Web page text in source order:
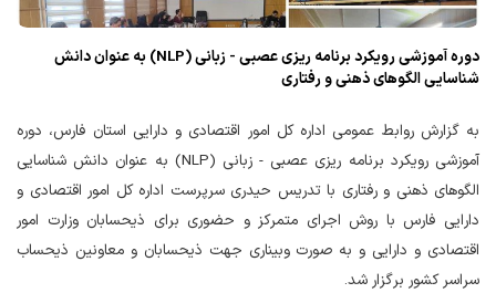
دوره آموزشی رویکرد برنامه ریزی عصبی - زبانی (NLP) به عنوان دانش
شناسایی الگوهای ذهنی و رفتاری
به گزارش روابط عمومی اداره کل امور اقتصادی و دارایی استان فارس، دوره
آموزشی رویکرد برنامه ریزی عصبی - زبانی (NLP) به عنوان دانش شناسایی
الگوهای ذهنی و رفتاری با تدریس حیدری سرپرست اداره کل امور اقتصادی و
دارایی فارس با روش اجرای متمرکز و حضوری برای ذیحسابان وزارت امور
اقتصادی و دارایی و به صورت وبیناری جهت ذیحسابان و معاونین ذیحساب
سراسر کشور برگزار شد.